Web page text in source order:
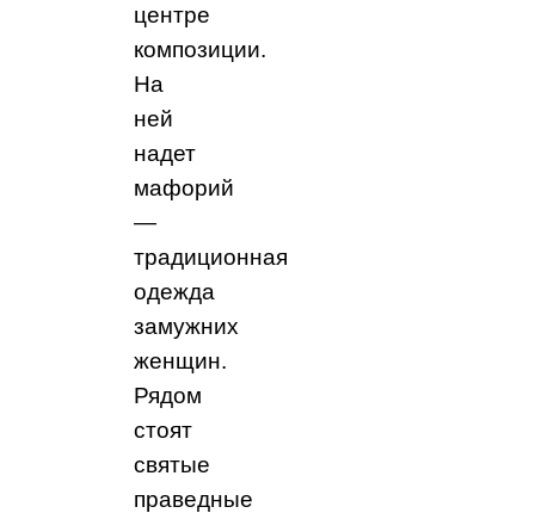
центре
композиции.
На
ней
надет
мафорий
—
традиционная
одежда
замужних
женщин.
Рядом
стоят
святые
праведные